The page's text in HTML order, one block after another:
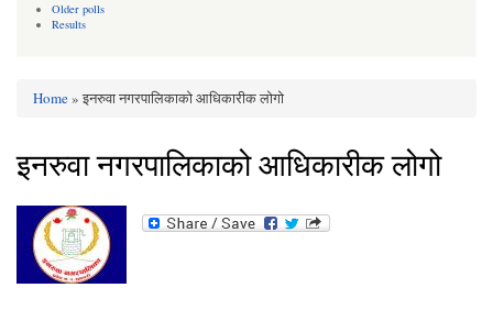
Older polls
Results
You are here
Home» इनरुवा नगरपालिकाको आधिकारीक लोगो
इनरुवा नगरपालिकाको आधिकारीक लोगो